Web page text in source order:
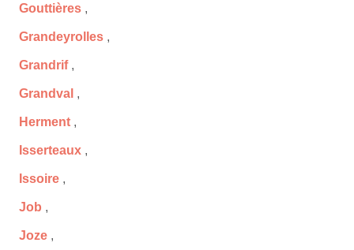
Gouttières ,
Grandeyrolles ,
Grandrif,
Grandval ,
Herment ,
Isserteaux ,
Issoire ,
Job ,
Joze ,